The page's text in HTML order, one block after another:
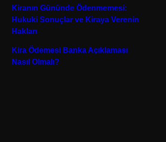
Kiranın Gününde Ödenmemesi:
Hukuki Sonuçlar ve Kiraya Verenin
Hakları
Kira Ödemesi Banka Açıklaması
Nasıl Olmalı?